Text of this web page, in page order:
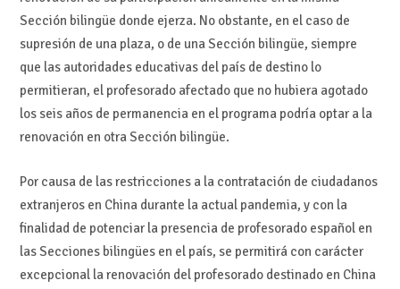
Sección bilingüe donde ejerza. No obstante, en el caso de
supresión de una plaza, o de una Sección bilingüe, siempre
que las autoridades educativas del país de destino lo
permitieran, el profesorado afectado que no hubiera agotado
los seis años de permanencia en el programa podría optar a la
renovación en otra Sección bilingüe.
Por causa de las restricciones a la contratación de ciudadanos
extranjeros en China durante la actual pandemia, y con la
finalidad de potenciar la presencia de profesorado español en
las Secciones bilingües en el país, se permitirá con carácter
excepcional la renovación del profesorado destinado en China